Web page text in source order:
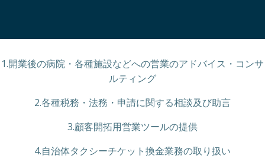
1.開業後の病院・各種施設などへの営業のアドバイス・コンサ
ルティング
2.各種税務・法務・申請に関する相談及び助言
3.顧客開拓用営業ツールの提供
4.自治体タクシーチケット換金業務の取り扱い